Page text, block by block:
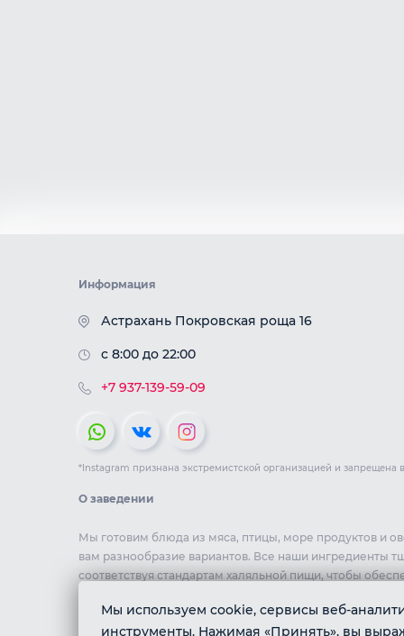
Информация
Астрахань Покровская роща 16
c 8:00 до 22:00
+7 937-139-59-09
*Instagram признана экстремистской организацией и запрещена
О заведении
Мы готовим блюда из мяса, птицы, море продуктов и
вам разнообразие вариантов. Все наши ингредиенты
соответствуя стандартам халяльной пищи, чтобы
ИП Алиев Магомедхабиб Асхабалиевич
Мы используем cookie, сервисы веб-
инструменты. Нажимая «Принять», вы